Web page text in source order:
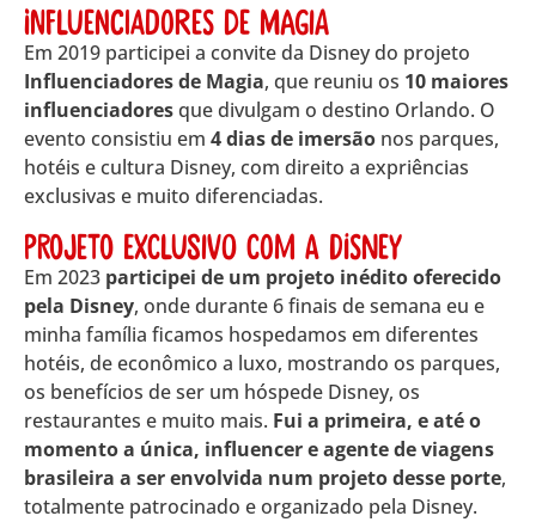
Influenciadores de magia
Em 2019 participei a convite da Disney do projeto
Influenciadores de Magia, que reuniu os 10 maiores
influenciadoresque divulgam o destino Orlando. O
evento consistiu em 4 dias de imersão nos parques,
hotéis e cultura Disney, com direito a expriências
exclusivas e muito diferenciadas.
Projeto Exclusivo com a Disney
Em 2023 participei de um projeto inédito oferecido
pela Disney, onde durante 6 finais de semana eu e
minha família ficamos hospedamos em diferentes
hotéis, de econômico a luxo, mostrando os parques,
os benefícios de ser um hóspede Disney, os
restaurantes e muito mais. Fui a primeira, e até o
momento a única, influencer e agente de viagens
brasileira a ser envolvida num projeto desse porte,
totalmente patrocinado e organizado pela Disney.